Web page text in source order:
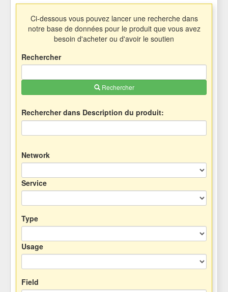
Ci-dessous vous pouvez lancer une recherche dans
notre base de données pour le produit que vous avez
besoin d'acheter ou d'avoir le soutien
Rechercher
Rechercher
Rechercher dans Description du produit:
Network
Service
Type
Usage
Field